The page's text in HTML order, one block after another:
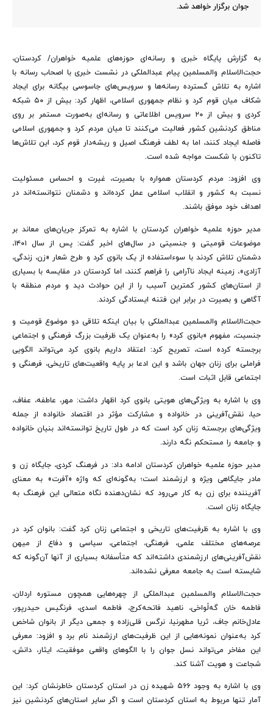
جوان برگزار خواهد شد.
به گزارش پایگاه خبری و رسانه‌ای حوزه‌های علمیه خواهران/ کردستان،
حجت‌الاسلام والمسلمین پیام عبدالملکی در نشست خبری با اصحاب رسانه با
اشاره به تلاش گسترده رسانه‌ها و سرویس‌های جاسوسی بیگانه برای ایجاد
شکاف میان قوم کرد و نظام جمهوری اسلامی، اظهار کرد: بیش از ۵۰ شبکه
کردی و بیش از ۲۰ سرویس اطلاعاتی و رسانه‌ای به‌صورت مستمر بر روی
مناطق کردنشین کشور فعالیت می‌کنند تا میان مردم کرد و جمهوری اسلامی
فاصله ایجاد کنند، اما به لطف فرهنگ اصیل و ریشه‌دار قوم کرد، این تلاش‌ها
تاکنون با شکست مواجه شده است.
وی افزود: مردم کردستان همواره با بصیرت، غیرت و احساس مسئولیت
نسبت به کشور و انقلاب اسلامی عمل کرده‌اند و دشمنان نتوانسته‌اند در
اهداف خود موفق باشند.
مدیر حوزه علمیه خواهران کردستان با اشاره به تمرکز جریان‌های معاند بر
موضوعات قومیتی و جنسیتی در سال‌های اخیر گفت: پس از سال ۱۴۰۱،
دشمنان تلاش کردند با سوءاستفاده از یک بانوی کرد و طرح شعار «زن، زندگی،
آزادی»، زمینه ایجاد ناآرامی را فراهم کنند، اما کردستان در مقایسه با بسیاری
از استان‌های کشور کمترین آسیب را از این حوادث دید و مردم منطقه با
آگاهی و بصیرت در برابر این فتنه ایستادگی کردند.
حجت‌الاسلام والمسلمین عبدالملکی با بیان اینکه تلاقی دو موضوع قومیت و
جنسیت، مفهوم «بانوی کرد» را به‌عنوان یک ظرفیت بزرگ فرهنگی و اجتماعی
برجسته کرده است، تصریح کرد: اعتقاد داریم بانوی کرد می‌تواند الگویی
فراملی برای زنان جهان باشد و این ادعا بر پایه واقعیت‌های تاریخی، فرهنگی و
اجتماعی قابل اثبات است.
وی با اشاره به ویژگی‌های هویتی بانوی کرد اظهار داشت: مهر، عاطفه، عفاف،
حیا، نقش‌آفرینی در خانواده و مشارکت مؤثر در اقتصاد خانواده از جمله
ویژگی‌های برجسته زنان کرد است که در طول تاریخ توانسته‌اند بنیان خانواده
و جامعه را مستحکم نگه دارند.
مدیر حوزه علمیه خواهران کردستان ادامه داد: در فرهنگ کردی، جایگاه زن و
مادر جایگاهی ویژه و ارزشمند است؛ به‌گونه‌ای که واژه «آفرت» به معنای
آفریننده برای زن به کار می‌رود که نشان‌دهنده نگاه متعالی این فرهنگ به
جایگاه زنان است.
وی با اشاره به ظرفیت‌های تاریخی و اجتماعی زنان کرد گفت: بانوان کرد در
عرصه‌های مختلف علمی، فرهنگی، اجتماعی، سیاسی و دفاع از میهن
نقش‌آفرینی‌های ارزشمندی داشته‌اند که متأسفانه بسیاری از آنها آن‌گونه که
شایسته است به جامعه معرفی نشده‌اند.
حجت‌الاسلام والمسلمین عبدالملکی از چهره‌هایی همچون مستوره اردلان،
فاطمه خان گه‌ڵواخی، ناهید فاتحه‌کرج، فاطمه اسدی، فرنگیس حیدرپور،
عادل‌خانم جاف، ثریا مطهرنیا، نرگس قلی‌زاده و جمعی دیگر از بانوان شاخص
کرد به‌عنوان نمونه‌هایی از این ظرفیت‌های ارزشمند نام برد و افزود: معرفی
این مفاخر می‌تواند نسل جوان را با الگوهای واقعی موفقیت، ایثار، دانش،
شجاعت و هویت آشنا کند.
وی با اشاره به وجود ۵۶۶ شهیده زن در استان کردستان خاطرنشان کرد: این
آمار تنها مربوط به استان کردستان است و اگر سایر استان‌های کردنشین نیز